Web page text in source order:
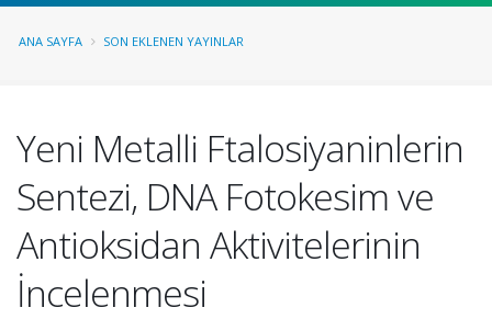
ANA SAYFA SON EKLENEN YAYINLAR
Yeni Metalli Ftalosiyaninlerin
Sentezi, DNA Fotokesim ve
Antioksidan Aktivitelerinin
İncelenmesi